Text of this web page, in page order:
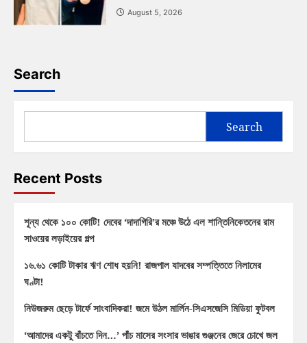
August 5, 2026
Search
Search
Recent Posts
শূন্য থেকে ১০০ কোটি! দেবের ‘দাদাগিরি’র মঞ্চে উঠে এল শান্তিনিকেতনের রাম
সাওয়ের লড়াইয়ের গল্প
১৬.৬১ কোটি টাকার ঋণ শোধ হয়নি! রাজপাল যাদবের সম্পত্তিতে নিলামের
ঘণ্টা!
নিউজরুম ছেড়ে টার্ফে সাংবাদিকরা! জমে উঠল মার্লিন-সিএসজেসি মিডিয়া ফুটবল
‘আমাদের একটু বাঁচতে দিন…’ পাঁচ মাসের সংসার ভাঙার গুঞ্জনের জেরে চোখে জল